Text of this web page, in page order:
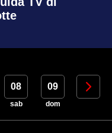
08
sab
09
dom
10